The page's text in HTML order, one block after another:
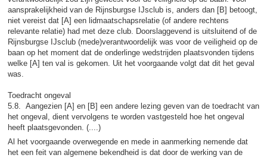
aansprakelijkheid van de Rijnsburgse IJsclub is, anders dan [B] betoogt,
niet vereist dat [A] een lidmaatschapsrelatie (of andere rechtens
relevante relatie) had met deze club. Doorslaggevend is uitsluitend of de
Rijnsburgse IJsclub (mede)verantwoordelijk was voor de veiligheid op de
baan op het moment dat de onderlinge wedstrijden plaatsvonden tijdens
welke [A] ten val is gekomen. Uit het voorgaande volgt dat dit het geval
was.
Toedracht ongeval
5.8. Aangezien [A] en [B] een andere lezing geven van de toedracht van
het ongeval, dient vervolgens te worden vastgesteld hoe het ongeval
heeft plaatsgevonden. (....)
Al het voorgaande overwegende en mede in aanmerking nemende dat
het een feit van algemene bekendheid is dat door de werking van de